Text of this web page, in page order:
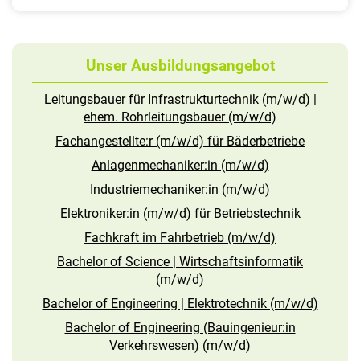
Unser Ausbildungsangebot
Leitungsbauer für Infrastrukturtechnik (m/w/d) |
ehem. Rohrleitungsbauer (m/w/d)
Fachangestellte:r (m/w/d) für Bäderbetriebe
Anlagenmechaniker:in (m/w/d)
Industriemechaniker:in (m/w/d)
Elektroniker:in (m/w/d) für Betriebstechnik
Fachkraft im Fahrbetrieb (m/w/d)
Bachelor of Science | Wirtschaftsinformatik
(m/w/d)
Bachelor of Engineering | Elektrotechnik (m/w/d)
Bachelor of Engineering (Bauingenieur:in
Verkehrswesen) (m/w/d)